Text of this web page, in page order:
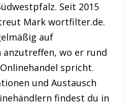
Seit 2015
Mark wortfilter.de.
auf
wo er rund
spricht.
und Austausch
findest du in